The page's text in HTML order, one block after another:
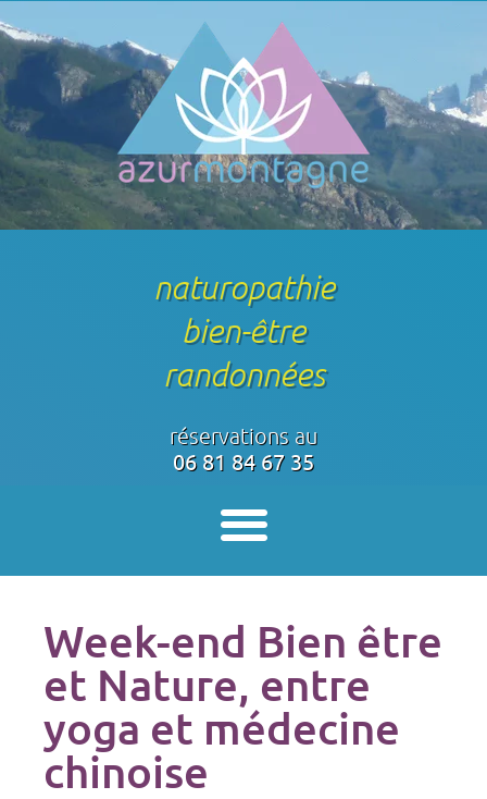
naturopathie
bien-être
randonnées
réservations au
06 81 84 67 35
Week-end Bien être
et Nature, entre
yoga et médecine
chinoise